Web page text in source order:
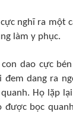
nghĩ ra một
làm y phục.
dao cực
đem dang ra
Họ lặp
được bọc